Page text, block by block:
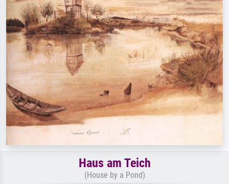
Haus am Teich
(House by a Pond)